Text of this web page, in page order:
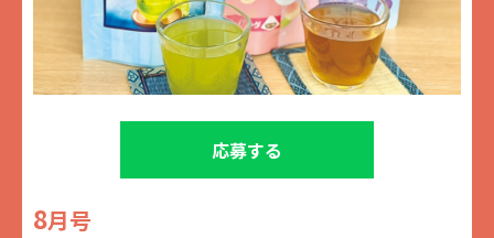
応募する
8月号